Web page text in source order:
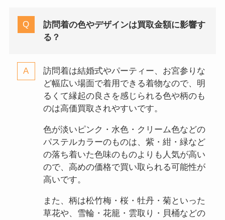
訪問着の色やデザインは買取金額に影響す
る？
訪問着は結婚式やパーティー、お宮参りな
ど幅広い場面で着用できる着物なので、明
るくて縁起の良さを感じられる色や柄のも
のは高価買取されやすいです。
色が淡いピンク・水色・クリーム色などの
パステルカラーのものは、紫・紺・緑など
の落ち着いた色味のものよりも人気が高い
ので、高めの価格で買い取られる可能性が
高いです。
また、柄は松竹梅・桜・牡丹・菊といった
草花や、雪輪・花籠・雲取り・貝桶などの